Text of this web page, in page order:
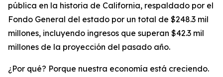
pública en la historia de California, respaldado por el
Fondo General del estado por un total de $248.3 mil
millones, incluyendo ingresos que superan $42.3 mil
millones de la proyección del pasado año.
¿Por qué? Porque nuestra economía está creciendo.